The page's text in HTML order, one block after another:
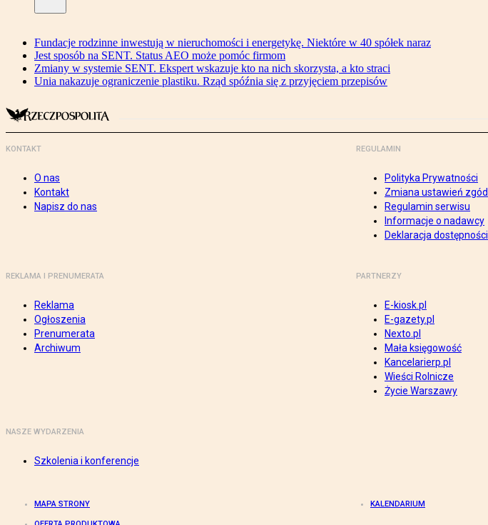
Fundacje rodzinne inwestują w nieruchomości i energetykę. Niektóre w 40 spółek naraz
Jest sposób na SENT. Status AEO może pomóc firmom
Zmiany w systemie SENT. Ekspert wskazuje kto na nich skorzysta, a kto straci
Unia nakazuje ograniczenie plastiku. Rząd spóźnia się z przyjęciem przepisów
KONTAKT
O nas
Kontakt
Napisz do nas
REGULAMIN
Polityka Prywatności
Zmiana ustawień zgód
Regulamin serwisu
Informacje o nadawcy
Deklaracja dostępności
REKLAMA I PRENUMERATA
Reklama
Ogłoszenia
Prenumerata
Archiwum
PARTNERZY
E-kiosk.pl
E-gazety.pl
Nexto.pl
Mała księgowość
Kancelarierp.pl
Wieści Rolnicze
Życie Warszawy
NASZE WYDARZENIA
Szkolenia i konferencje
MAPA STRONY KALENDARIUM